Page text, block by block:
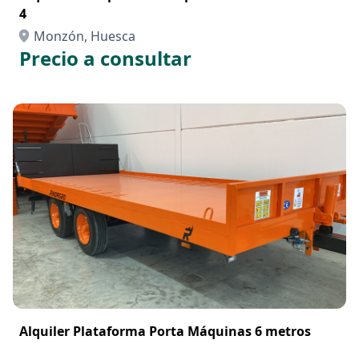
4
Monzón, Huesca
Precio a consultar
Alquiler Plataforma Porta Máquinas 6 metros